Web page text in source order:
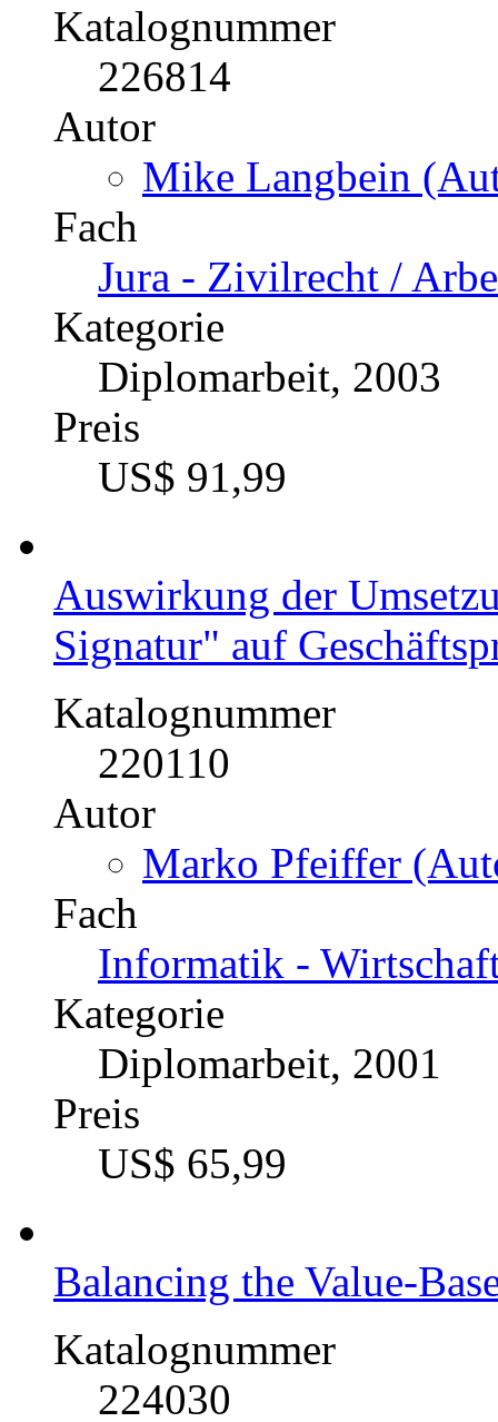
Katalognummer
226814
Autor
Mike Langbein
Fach
Jura - Zivilrecht /
Kategorie
Diplomarbeit, 2003
Preis
US$ 91,99
Auswirkung der
Signatur" auf
Katalognummer
220110
Autor
Marko Pfeiffer
Fach
Informatik -
Kategorie
Diplomarbeit, 2001
Preis
US$ 65,99
Balancing the Value-
Katalognummer
224030